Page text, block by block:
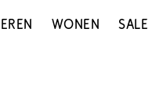
WONEN SALE